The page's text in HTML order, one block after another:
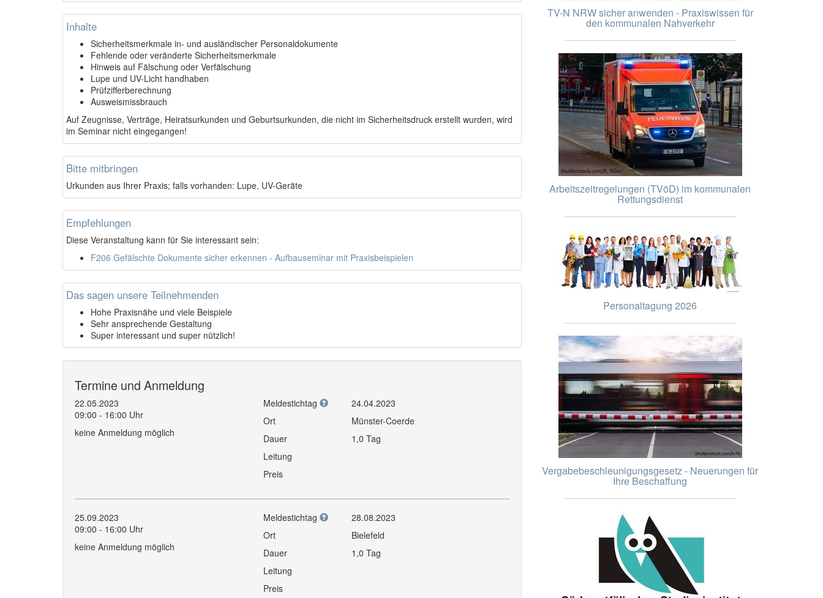
Inhalte
Sicherheitsmerkmale in- und ausländischer Personaldokumente
Fehlende oder veränderte Sicherheitsmerkmale
Hinweis auf Fälschung oder Verfälschung
Lupe und UV-Licht handhaben
Prüfzifferberechnung
Ausweismissbrauch
Auf Zeugnisse, Verträge, Heiratsurkunden und Geburtsurkunden, die nicht im Sicherheitsdruck erstellt wurden, wird
im Seminar nicht eingegangen!
Bitte mitbringen
Urkunden aus Ihrer Praxis; falls vorhanden: Lupe, UV-Geräte
Empfehlungen
Diese Veranstaltung kann für Sie interessant sein:
F206 Gefälschte Dokumente sicher erkennen - Aufbauseminar mit Praxisbeispielen
Das sagen unsere Teilnehmenden
Hohe Praxisnähe und viele Beispiele
Sehr ansprechende Gestaltung
Super interessant und super nützlich!
Termine und Anmeldung
22.05.2023
09:00 - 16:00 Uhr
keine Anmeldung möglich
Meldestichtag
24.04.2023
Ort
Münster-Coerde
Dauer
1,0 Tag
Leitung
Preis
25.09.2023
09:00 - 16:00 Uhr
keine Anmeldung möglich
Meldestichtag
28.08.2023
Ort
Bielefeld
Dauer
1,0 Tag
Leitung
Preis
TV-N NRW sicher anwenden - Praxiswissen für
den kommunalen Nahverkehr
Arbeitszeitregelungen (TVöD) im kommunalen
Rettungsdienst
Personaltagung 2026
Vergabebeschleunigungsgesetz - Neuerungen für
Ihre Beschaffung